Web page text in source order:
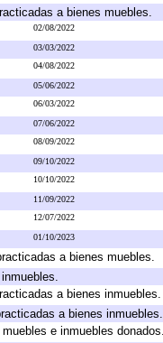
a bienes muebles.
02/08/2022
03/03/2022
04/08/2022
05/06/2022
06/03/2022
07/06/2022
08/09/2022
09/10/2022
10/10/2022
11/09/2022
12/07/2022
01/10/2023
a bienes muebles.
a bienes inmuebles.
a bienes inmuebles.
e inmuebles donados.